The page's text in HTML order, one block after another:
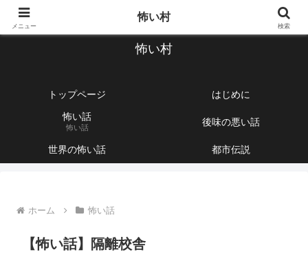
【1760話以上】怖い話と不思議な話を集めて紹介するサイト
怖い村
トップページ
はじめに
怖い話
怖い話 後味の悪い話
世界の怖い話 都市伝説
ホーム 怖い話
【怖い話】隔離校舎
メニュー
怖い村
検索